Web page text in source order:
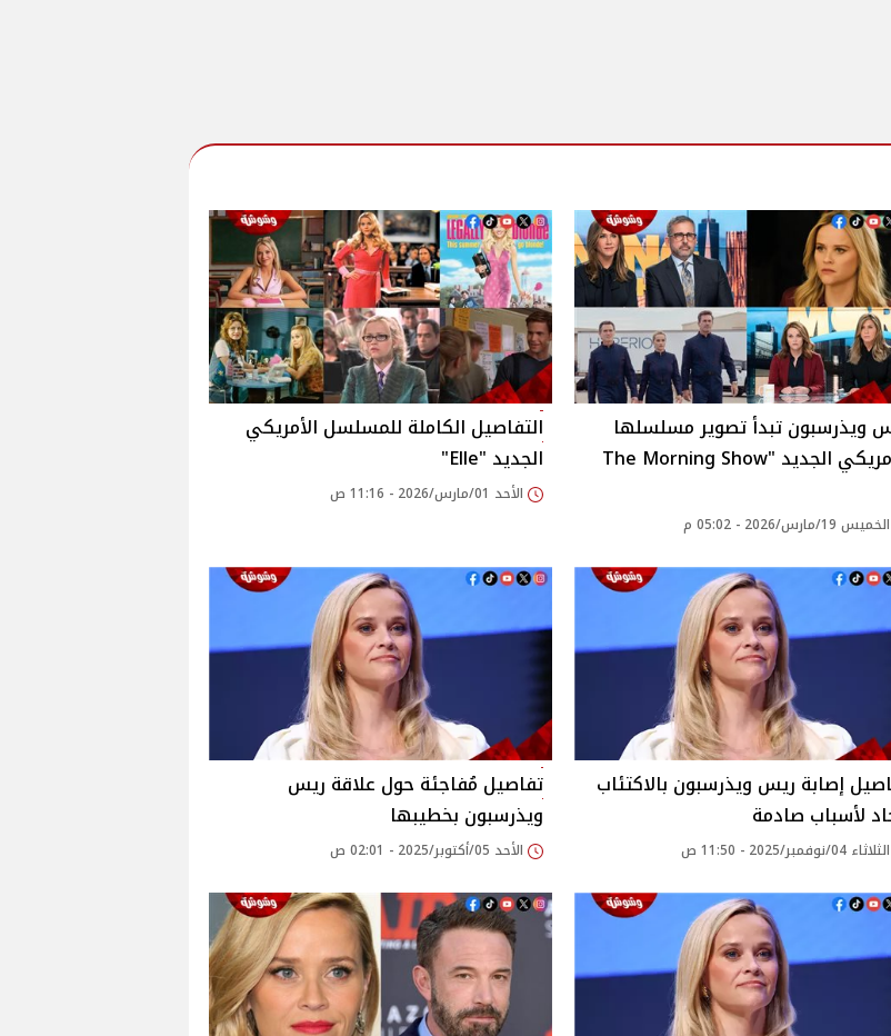
ويذرسبون تبدأ تصوير مسلسلها
الأمريكي الجديد "The Morning Show
الخميس 19/مارس/2026 - 05:02 م
التفاصيل الكاملة للمسلسل الأمريكي
الجديد "Elle"
الأحد 01/مارس/2026 - 11:16 ص
إصابة ريس ويذرسبون بالاكتئاب
لأسباب صادمة
الثلاثاء 04/نوفمبر/2025 - 11:50 ص
تفاصيل مُفاجئة حول علاقة ريس
ويذرسبون بخطيبها
الأحد 05/أكتوبر/2025 - 02:01 ص